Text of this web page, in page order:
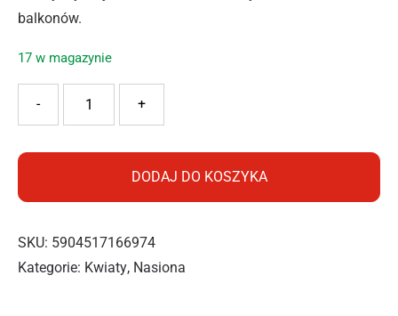
balkonów.
17 w magazynie
+
-
DODAJ DO KOSZYKA
SKU: 5904517166974
Kategorie: Kwiaty, Nasiona